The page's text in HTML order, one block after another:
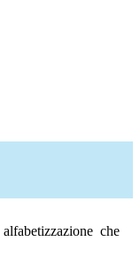
alfabetizzazione che